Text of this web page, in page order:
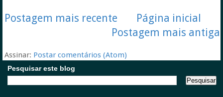
Postagem mais recente
Postagem mais antiga
Página inicial
Assinar: Postar comentários (Atom)
Pesquisar este blog